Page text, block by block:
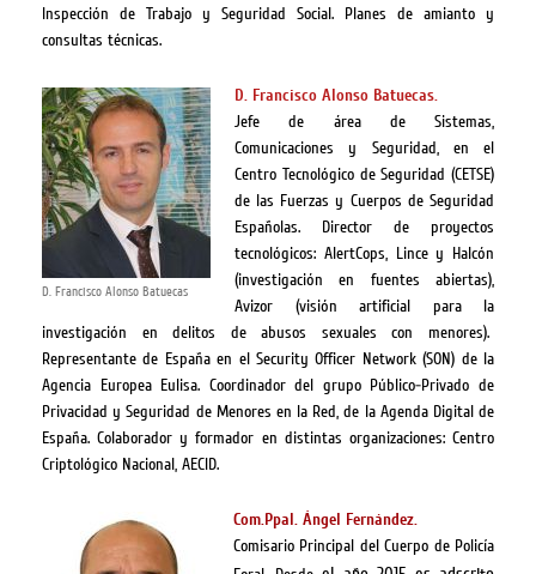
Inspección de Trabajo y Seguridad Social. Planes de amianto y
consultas técnicas.
D. Francisco Alonso Batuecas
D. Francisco Alonso Batuecas.
Jefe de área de Sistemas,
Comunicaciones y Seguridad, en el
Centro Tecnológico de Seguridad (CETSE)
de las Fuerzas y Cuerpos de Seguridad
Españolas. Director de proyectos
tecnológicos: AlertCops, Lince y Halcón
(investigación en fuentes abiertas),
Avizor (visión artificial para la
investigación en delitos de abusos sexuales con menores).
Representante de España en el Security Officer Network (SON) de la
Agencia Europea Eulisa. Coordinador del grupo Público-Privado de
Privacidad y Seguridad de Menores en la Red, de la Agenda Digital de
España. Colaborador y formador en distintas organizaciones: Centro
Criptológico Nacional, AECID.
Com.Ppal. Ángel Fernández.
Comisario Principal del Cuerpo de Policía